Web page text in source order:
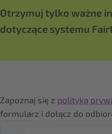
Otrzymuj tylko ważne
dotyczące systemu
Zapoznaj się z polityką
formularz i dołącz do